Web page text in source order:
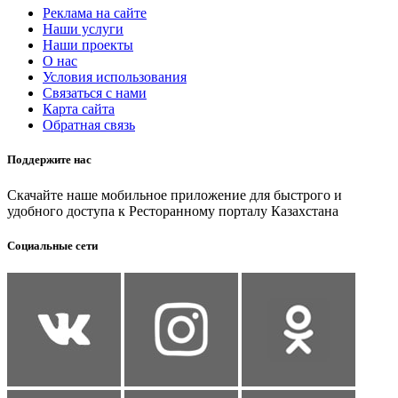
Реклама на сайте
Наши услуги
Наши проекты
О нас
Условия использования
Связаться с нами
Карта сайта
Обратная связь
Поддержите нас
Скачайте наше мобильное приложение для быстрого и
удобного доступа к Ресторанному порталу Казахстана
Социальные сети